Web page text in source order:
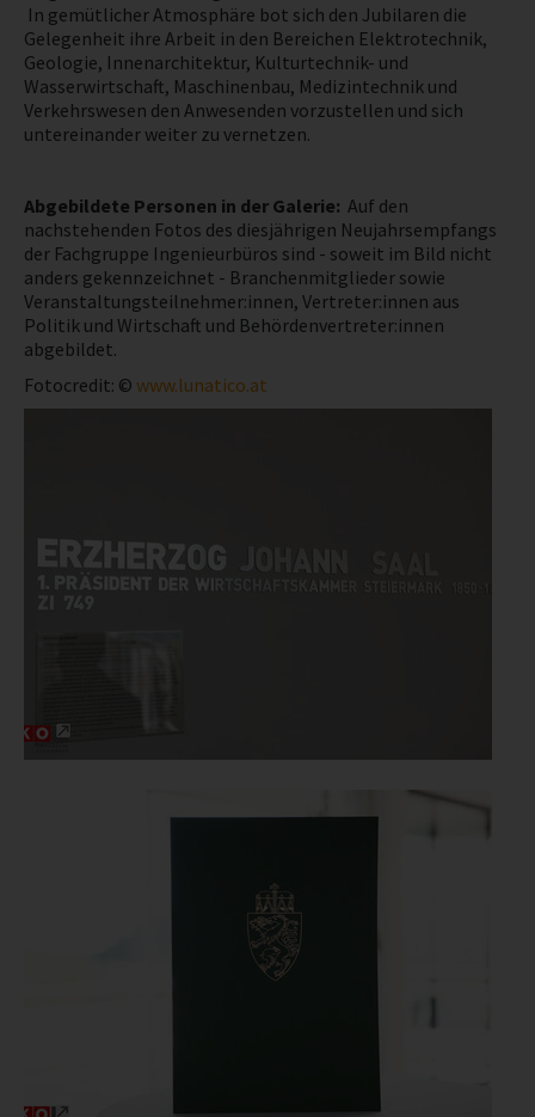
NEWS
PRÜFING
PRÜFING
In gemütlicher Atmosphäre bot sich den Jubilaren die
Gelegenheit ihre Arbeit in den Bereichen Elektrotechnik,
Geologie, Innenarchitektur, Kulturtechnik- und
Wasserwirtschaft, Maschinenbau, Medizintechnik und
Verkehrswesen den Anwesenden vorzustellen und sich
untereinander weiter zu vernetzen.
Abgebildete Personen in der Galerie: Auf den
nachstehenden Fotos des diesjährigen Neujahrsempfangs
der Fachgruppe Ingenieurbüros sind - soweit im Bild nicht
anders gekennzeichnet - Branchenmitglieder sowie
Veranstaltungsteilnehmer:innen, Vertreter:innen aus
Politik und Wirtschaft und Behördenvertreter:innen
abgebildet.
Fotocredit: © www.lunatico.at